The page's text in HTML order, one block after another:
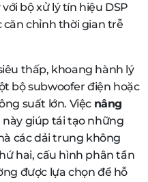
bộ xử lý tín hiệu DSP
căn chỉnh thời gian trễ
thấp, khoang hành lý
bộ subwoofer điện hoặc
suất lớn. Việc nâng
giúp tái tạo những
các dải trung không
hai, cấu hình phân tần
được lựa chọn để hỗ